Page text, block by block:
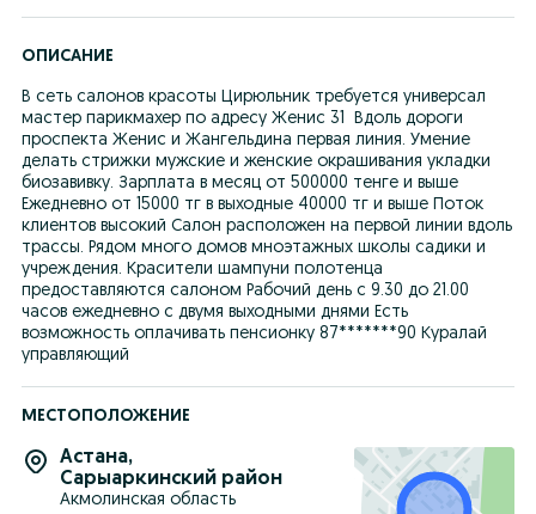
ОПИСАНИЕ
В сеть салонов красоты Цирюльник требуется универсал
мастер парикмахер по адресу Женис 31  Вдоль дороги
проспекта Женис и Жангельдина первая линия. Умение
делать стрижки мужские и женские окрашивания укладки
биозавивку. Зарплата в месяц от 500000 тенге и выше
Ежедневно от 15000 тг в выходные 40000 тг и выше Поток
клиентов высокий Салон расположен на первой линии вдоль
трассы. Рядом много домов мноэтажных школы садики и
учреждения. Красители шампуни полотенца
предоставляются салоном Рабочий день с 9.30 до 21.00
часов ежедневно с двумя выходными днями Есть
возможность оплачивать пенсионку 87*******90 Куралай
управляющий
МЕСТОПОЛОЖЕНИЕ
Астана,
Сарыаркинский район
Акмолинская область